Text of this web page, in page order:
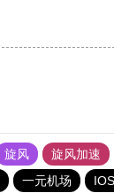
旋风 旋风加速
一元机场